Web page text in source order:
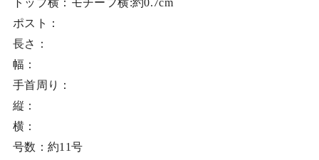
ポスト：
長さ：
幅：
手首周り：
縦：
横：
号数：約11号